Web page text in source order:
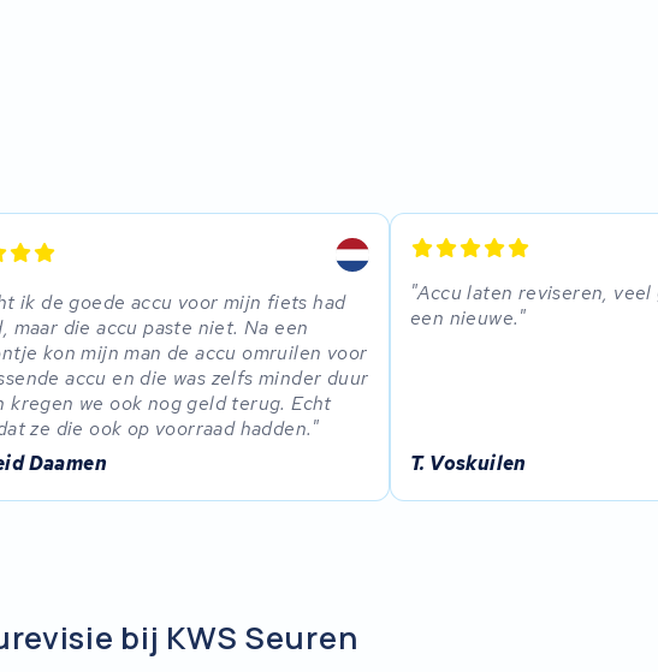
ik de goede accu voor mijn fiets had
maar die accu paste niet. Na een
kon mijn man de accu omruilen voor
accu en die was zelfs minder duur
kregen we ook nog geld terug. Echt
ze die ook op voorraad hadden.
Daamen
Accu laten reviseren,
een nieuwe.
T. Voskuilen
bij KWS Seuren